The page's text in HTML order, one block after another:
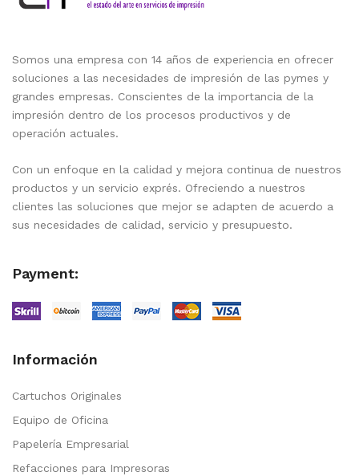
Somos una empresa con 14 años de experiencia en ofrecer
soluciones a las necesidades de impresión de las pymes y
grandes empresas. Conscientes de la importancia de la
impresión dentro de los procesos productivos y de
operación actuales.
Con un enfoque en la calidad y mejora continua de nuestros
productos y un servicio exprés. Ofreciendo a nuestros
clientes las soluciones que mejor se adapten de acuerdo a
sus necesidades de calidad, servicio y presupuesto.
Payment:
Información
Cartuchos Originales
Equipo de Oficina
Papelería Empresarial
Refacciones para Impresoras